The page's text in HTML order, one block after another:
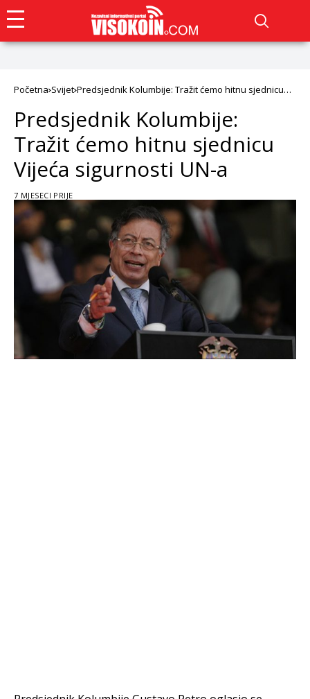
Početna Svijet Predsjednik Kolumbije: Tražit ćemo hitnu sjednicu
Predsjednik Kolumbije:
Tražit ćemo hitnu sjednicu
Vijeća sigurnosti UN-a
7 MJESECI PRIJE